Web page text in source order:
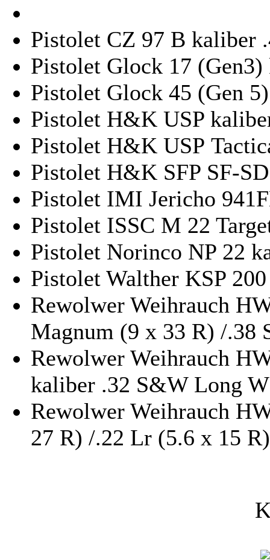
Pistolet CZ 97 B kaliber
Pistolet Glock 17
Pistolet Glock 45 (Gen
Pistolet H&K USP
Pistolet H&K USP
Pistolet H&K SFP SF-
Pistolet IMI Jericho
Pistolet ISSC M 22
Pistolet Norinco NP 22
Pistolet Walther KSP
Rewolwer Weihrauch
Magnum (9 x 33 R) /.38
Rewolwer Weihrauch
kaliber .32 S&W Long
Rewolwer Weihrauch
27 R) /.22 Lr (5.6 x 15 R)